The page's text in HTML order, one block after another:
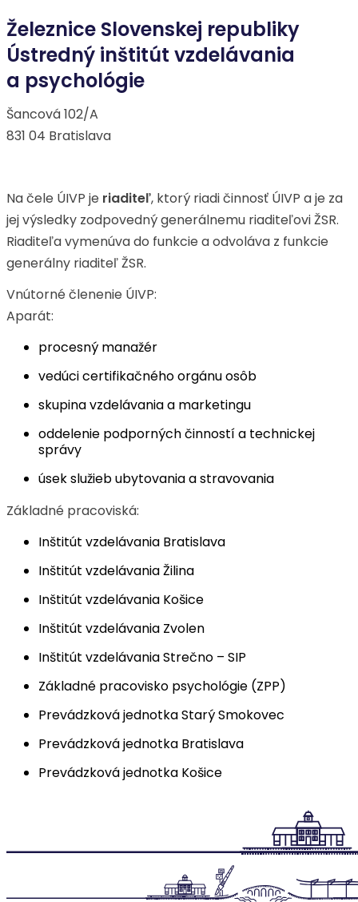
Železnice Slovenskej republiky
Ústredný inštitút vzdelávania
a psychológie
Šancová 102/A
831 04 Bratislava
Na čele ÚIVP je riaditeľ, ktorý riadi činnosť ÚIVP a je za
jej výsledky zodpovedný generálnemu riaditeľovi ŽSR.
Riaditeľa vymenúva do funkcie a odvoláva z funkcie
generálny riaditeľ ŽSR.
Vnútorné členenie ÚIVP:
Aparát:
procesný manažér
vedúci certifikačného orgánu osôb
skupina vzdelávania a marketingu
oddelenie podporných činností a technickej
správy
úsek služieb ubytovania a stravovania
Základné pracoviská:
Inštitút vzdelávania Bratislava
Inštitút vzdelávania Žilina
Inštitút vzdelávania Košice
Inštitút vzdelávania Zvolen
Inštitút vzdelávania Strečno – SIP
Základné pracovisko psychológie (ZPP)
Prevádzková jednotka Starý Smokovec
Prevádzková jednotka Bratislava
Prevádzková jednotka Košice